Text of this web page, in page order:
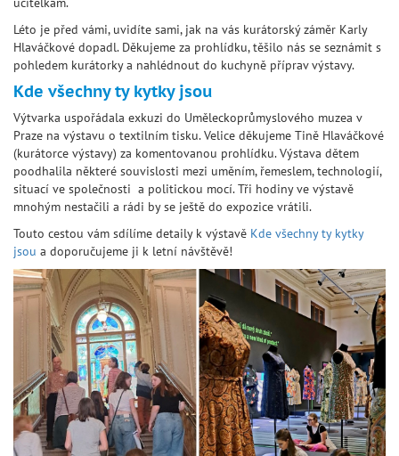
Léto je před vámi, uvidíte sami, jak na vás kurátorský záměr Karly
Hlaváčkové dopadl. Děkujeme za prohlídku, těšilo nás se seznámit s
pohledem kurátorky a nahlédnout do kuchyně příprav výstavy.
Kde všechny ty kytky jsou
Výtvarka uspořádala exkuzi do Uměleckoprůmyslového muzea v
Praze na výstavu o textilním tisku. Velice děkujeme Tině Hlaváčkové
(kurátorce výstavy) za komentovanou prohlídku. Výstava dětem
poodhalila některé souvislosti mezi uměním, řemeslem, technologií,
situací ve společnosti a politickou mocí. Tři hodiny ve výstavě
mnohým nestačili a rádi by se ještě do expozice vrátili.
Touto cestou vám sdílíme detaily k výstavě Kde všechny ty kytky
jsou a doporučujeme ji k letní návštěvě!